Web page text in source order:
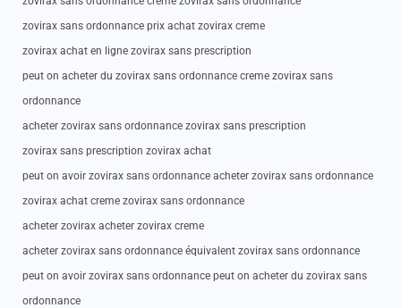
zovirax sans ordonnance prix achat zovirax creme
zovirax achat en ligne zovirax sans prescription
peut on acheter du zovirax sans ordonnance creme zovirax sans
ordonnance
acheter zovirax sans ordonnance zovirax sans prescription
zovirax sans prescription zovirax achat
peut on avoir zovirax sans ordonnance acheter zovirax sans ordonnance
zovirax achat creme zovirax sans ordonnance
acheter zovirax acheter zovirax creme
acheter zovirax sans ordonnance équivalent zovirax sans ordonnance
peut on avoir zovirax sans ordonnance peut on acheter du zovirax sans
ordonnance